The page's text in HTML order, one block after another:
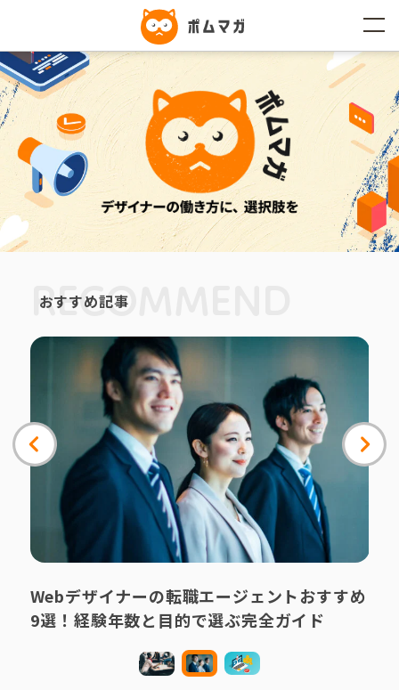
ン
ツ
へ
ス
キ
ッ
プ
RECOMMEND
おすすめ記事
Webデザイナーの転職エージェントおすすめ
9選！経験年数と目的で選ぶ完全ガイド